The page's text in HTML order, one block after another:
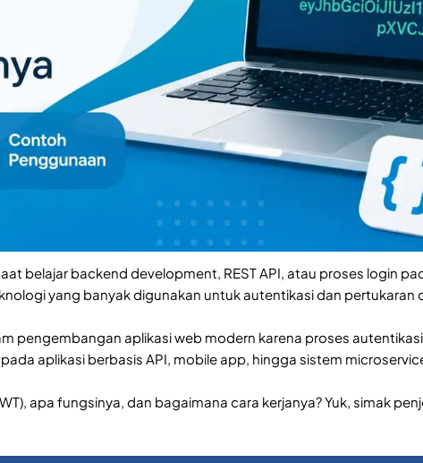
belajar backend development, REST API, atau proses login
yang banyak digunakan untuk autentikasi dan pertukaran
pengembangan aplikasi web modern karena proses
aplikasi berbasis API, mobile app, hingga sistem
apa fungsinya, dan bagaimana cara kerjanya? Yuk, simak